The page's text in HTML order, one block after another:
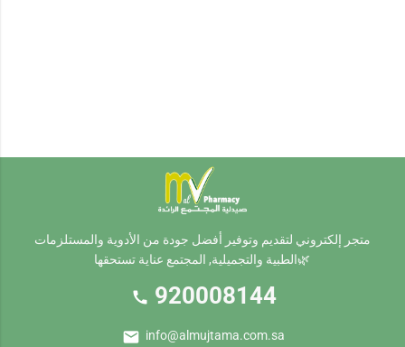
متجر إلكتروني لتقديم وتوفير أفضل جودة من الأدوية والمستلزمات
الطبية والتجميلية, المجتمع عناية تستحقها🌿
call 920008144
mail info@almujtama.com.sa